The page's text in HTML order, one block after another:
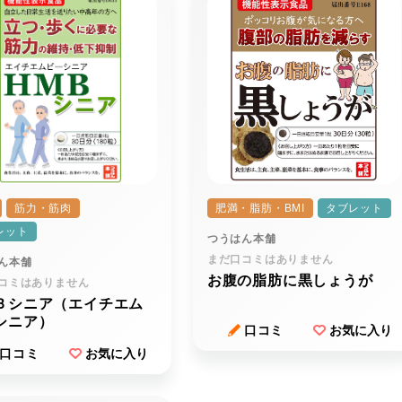
筋力・筋肉
ット
本舗
ミはありません
シニア（エイチエム
ニア）
口コミ お気に入り
肥満・脂肪・BMI タブレット
つうはん本舗
まだ口コミはありません
お腹の脂肪に黒しょうが
口コミ お気に入り